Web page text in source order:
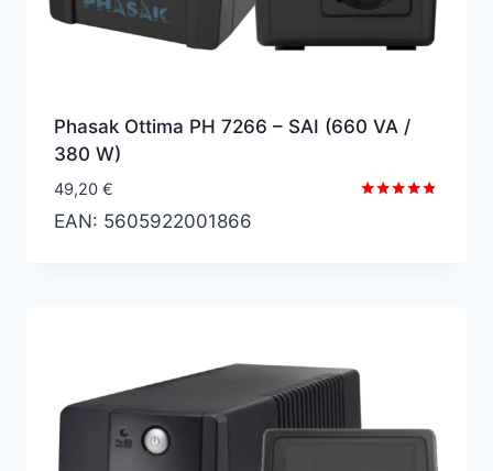
Phasak Ottima PH 7266 – SAI (660 VA /
380 W)
49,20 €
EAN: 5605922001866